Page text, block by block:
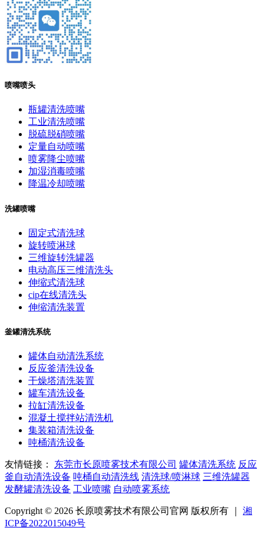
喷嘴喷头
瓶罐清洗喷嘴
工业清洗喷嘴
脱硫脱硝喷嘴
定量自动喷嘴
喷雾降尘喷嘴
加湿消毒喷嘴
降温冷却喷嘴
洗罐喷嘴
固定式清洗球
旋转喷淋球
三维旋转洗罐器
电动高压三维清洗头
伸缩式清洗球
cip在线清洗头
伸缩清洗装置
釜罐清洗系统
罐体自动清洗系统
反应釜清洗设备
干燥塔清洗装置
罐车清洗设备
拉缸清洗设备
混凝土搅拌站清洗机
集装箱清洗设备
吨桶清洗设备
友情链接： 东莞市长原喷雾技术有限公司 罐体清洗系统 反应
釜自动清洗设备 吨桶自动清洗线 清洗球/喷淋球 三维洗罐器
发酵罐清洗设备 工业喷嘴 自动喷雾系统
Copyright © 2026 长原喷雾技术有限公司官网 版权所有 ｜ 湘
ICP备2022015049号